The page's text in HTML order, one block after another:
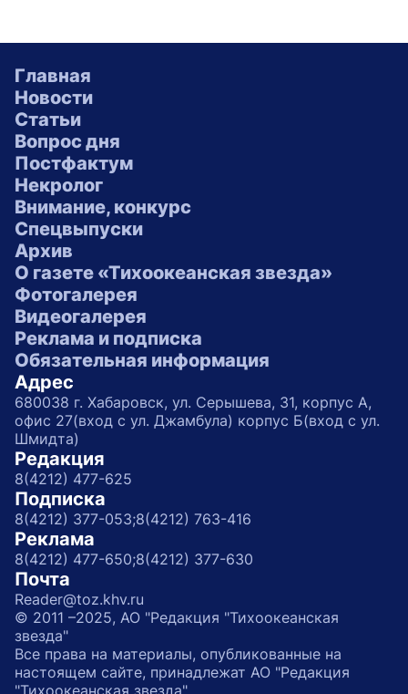
Главная
Новости
Статьи
Вопрос дня
Постфактум
Некролог
Внимание, конкурс
Спецвыпуски
Архив
О газете «Тихоокеанская звезда»
Фотогалерея
Видеогалерея
Реклама и подписка
Обязательная информация
Адрес
680038 г. Хабаровск, ул. Серышева, 31, корпус А,
офис 27(вход с ул. Джамбула) корпус Б(вход с ул.
Шмидта)
Редакция
8(4212) 477-625
Подписка
8(4212) 377-053;8(4212) 763-416
Реклама
8(4212) 477-650;8(4212) 377-630
Почта
Reader@toz.khv.ru
© 2011 –2025, АО "Редакция "Тихоокеанская
звезда"
Все права на материалы, опубликованные на
настоящем сайте, принадлежат АО "Редакция
"Тихоокеанская звезда"